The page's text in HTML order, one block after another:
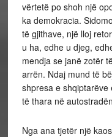
vërtetë po shoh një
ka demokracia.
të gjithave, një lloj
u ha, edhe u djeg,
mendja se janë zotër
arrën. Ndaj mund të
shpresa e
të thara në
Nga ana tjetër një